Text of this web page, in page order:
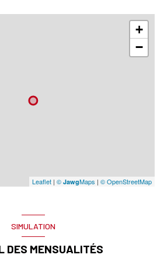
+
−
Leaflet | © JawgMaps | © OpenStreetMap
SIMULATION
DES MENSUALITÉS